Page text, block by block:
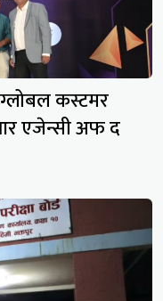
कस्टमर
एजेन्सी अफ द